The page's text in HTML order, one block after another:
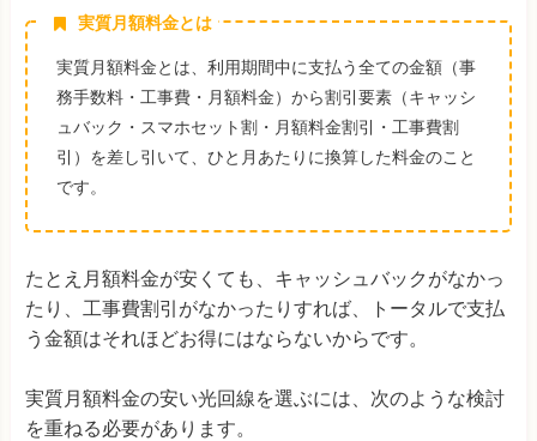
実質月額料金とは
実質月額料金とは、利用期間中に支払う全ての金額（事
務手数料・工事費・月額料金）から割引要素（キャッシ
ュバック・スマホセット割・月額料金割引・工事費割
引）を差し引いて、ひと月あたりに換算した料金のこと
です。
たとえ月額料金が安くても、キャッシュバックがなかっ
たり、工事費割引がなかったりすれば、トータルで支払
う金額はそれほどお得にはならないからです。
実質月額料金の安い光回線を選ぶには、次のような検討
を重ねる必要があります。